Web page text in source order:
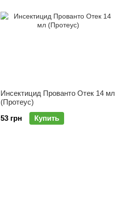
Инсектицид Прованто Отек 14 мл
(Протеус)
53 грн
Купить